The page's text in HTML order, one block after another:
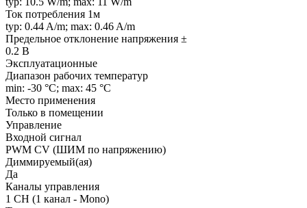
Ток потребления 1м
typ: 0.44 A/m; max: 0.46 A/m
Предельное отклонение напряжения ±
0.2 В
Эксплуатационные
Диапазон рабочих температур
min: -30 °C; max: 45 °C
Место применения
Только в помещении
Управление
Входной сигнал
PWM СV (ШИМ по напряжению)
Диммируемый(ая)
Да
Каналы управления
1 CH (1 канал - Mono)